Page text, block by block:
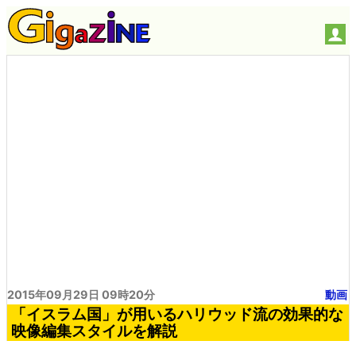
2015年09月29日 09時20分 動画
「イスラム国」が用いるハリウッド流の効果的な
映像編集スタイルを解説